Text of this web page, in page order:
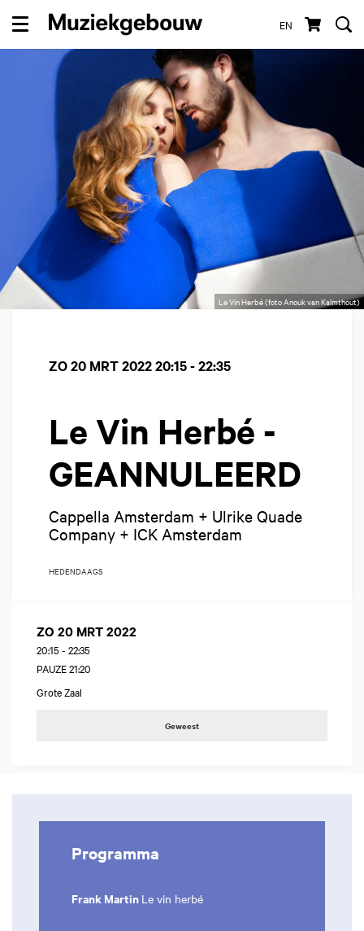
EN
Menu
Le Vin Herbé (foto Anouk van Kalmthout)
Le Vin Herbé -
GEANNULEERD
Cappella Amsterdam + Ulrike Quade
Company + ICK Amsterdam
ZO 20 MRT 202220:15 - 22:35
HEDENDAAGS
ZO 20 MRT 2022
20:15 - 22:35
PAUZE 21:20
Grote Zaal
Geweest
Programma
Frank Martin Le vin herbé